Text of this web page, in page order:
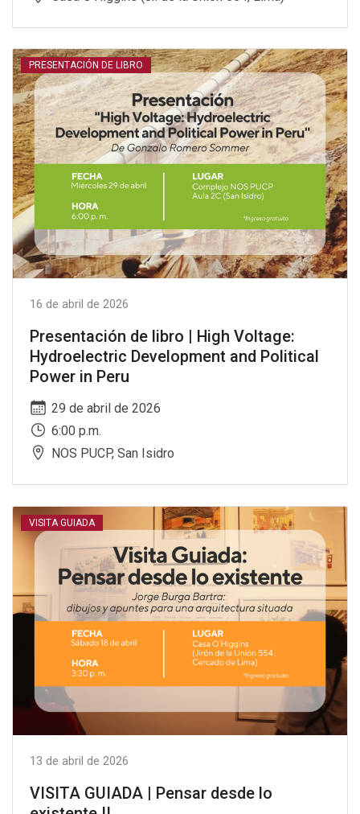
PRESENTACIÓN DE LIBRO
16 de abril de 2026
Presentación de libro | High Voltage:
Hydroelectric Development and Political
Power in Peru
29 de abril de 2026
6:00 p.m.
NOS PUCP, San Isidro
VISITA GUIADA
13 de abril de 2026
VISITA GUIADA | Pensar desde lo